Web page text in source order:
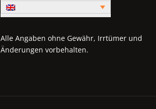
Alle Angaben ohne Gewähr, Irrtümer und
Änderungen vorbehalten.